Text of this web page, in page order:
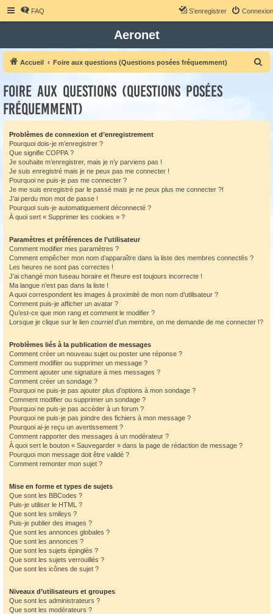
FAQ Connexion
S’enregistrer
Aeronet
Accueil Foire aux questions (Questions posées fréquemment)
e
Foire aux questions (Questions posées
fréquemment)
Problèmes de connexion et d’enregistrement
Pourquoi dois-je m’enregistrer ?
Que signifie COPPA ?
Je souhaite m’enregistrer, mais je n’y parviens pas !
Je suis enregistré mais je ne peux pas me connecter !
Pourquoi ne puis-je pas me connecter ?
Je me suis enregistré par le passé mais je ne peux plus me connecter ?!
J’ai perdu mon mot de passe !
Pourquoi suis-je automatiquement déconnecté ?
À quoi sert « Supprimer les cookies » ?
Paramètres et préférences de l’utilisateur
Comment modifier mes paramètres ?
Comment empêcher mon nom d’apparaître dans la liste des membres connectés ?
Les heures ne sont pas correctes !
J’ai changé mon fuseau horaire et l’heure est toujours incorrecte !
Ma langue n’est pas dans la liste !
A quoi correspondent les images à proximité de mon nom d’utilisateur ?
Comment puis-je afficher un avatar ?
Qu’est-ce que mon rang et comment le modifier ?
Lorsque je clique sur le lien courrield’un membre, on me demande de me connecter !?
Problèmes liés à la publication de messages
Comment créer un nouveau sujet ou poster une réponse ?
Comment modifier ou supprimer un message ?
Comment ajouter une signature à mes messages ?
Comment créer un sondage ?
Pourquoi ne puis-je pas ajouter plus d’options à mon sondage ?
Comment modifier ou supprimer un sondage ?
Pourquoi ne puis-je pas accéder à un forum ?
Pourquoi ne puis-je pas joindre des fichiers à mon message ?
Pourquoi ai-je reçu un avertissement ?
Comment rapporter des messages à un modérateur ?
À quoi sert le bouton « Sauvegarder » dans la page de rédaction de message ?
Pourquoi mon message doit être validé ?
Comment remonter mon sujet ?
Mise en forme et types de sujets
Que sont les BBCodes ?
Puis-je utiliser le HTML ?
Que sont les smileys ?
Puis-je publier des images ?
Que sont les annonces globales ?
Que sont les annonces ?
Que sont les sujets épinglés ?
Que sont les sujets verrouillés ?
Que sont les icônes de sujet ?
Niveaux d’utilisateurs et groupes
Que sont les administrateurs ?
Que sont les modérateurs ?